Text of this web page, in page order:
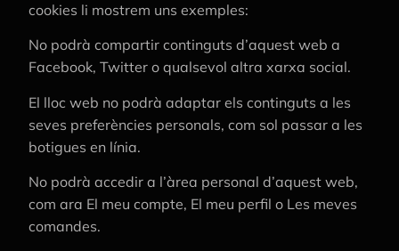
cookies li mostrem uns exemples:
No podrà compartir continguts d’aquest web a
Facebook, Twitter o qualsevol altra xarxa social.
El lloc web no podrà adaptar els continguts a les
seves preferències personals, com sol passar a les
botigues en línia.
No podrà accedir a l’àrea personal d’aquest web,
com ara El meu compte, El meu perfil o Les meves
comandes.